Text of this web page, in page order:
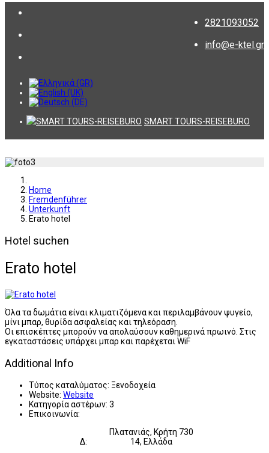
2821093052
info@e-ktel.gr
SMART TOURS-REISEBURO
Home
Fremdenführer
Unterkunft
Erato hotel
Hotel suchen
Erato hotel
Όλα τα δωμάτια είναι κλιματιζόμενα και περιλαμβάνουν ψυγείο,
μίνι μπαρ, θυρίδα ασφαλείας και τηλεόραση.
Οι επισκέπτες μπορούν να απολαύσουν καθημερινά πρωινό. Στις
εγκαταστάσεις υπάρχει μπαρ και παρέχεται WiF
Additional Info
Τύπος καταλύματος: Ξενοδοχεία
Website: Website
Κατηγορία αστέρων: 3
Επικοινωνία:
Δ:
Πλατανιάς, Κρήτη 730
14, Ελλάδα